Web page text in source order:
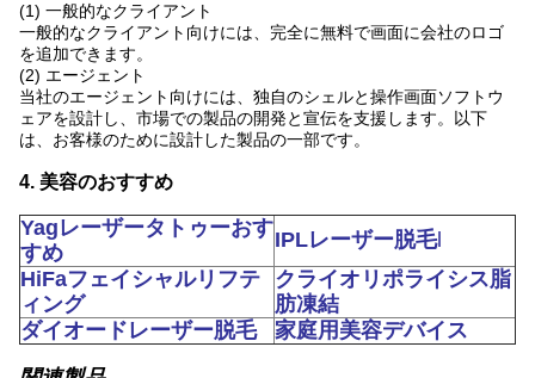
(1) 一般的なクライアント
一般的なクライアント向けには、完全に無料で画面に会社のロゴ
を追加できます。
(2) エージェント
当社のエージェント向けには、独自のシェルと操作画面ソフトウ
ェアを設計し、市場での製品の開発と宣伝を支援します。以下
は、お客様のために設計した製品の一部です。
4. 美容のおすすめ
Yagレーザータトゥーおす
すめ
IPLレーザー脱毛l
HiFaフェイシャルリフテ
ィング
クライオリポライシス脂
肪凍結
ダイオードレーザー脱毛
家庭用美容デバイス